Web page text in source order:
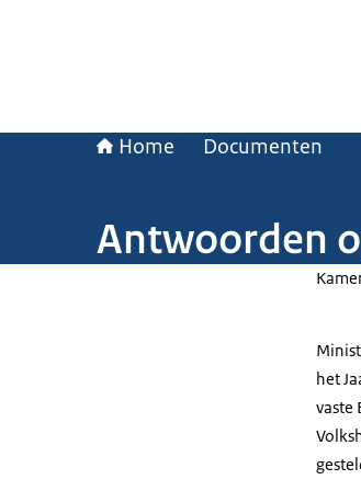
Home Documenten
Antwoorden
het
vaste